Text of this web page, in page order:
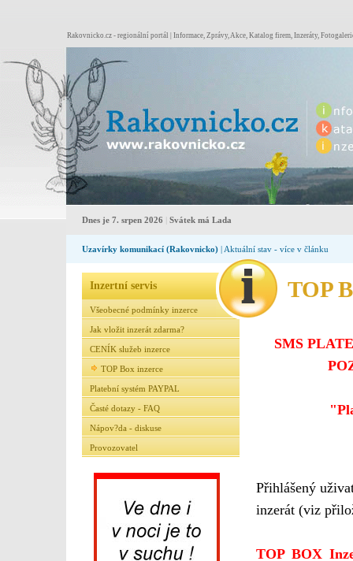
Rakovnicko.cz - regionální portál | Informace, Zprávy, Akce, Katalog firem, Inzeráty,
Dnes je 7. srpen 2026 Svátek má Lada
Uzavírky komunikací (Rakovnicko) | Aktuální stav - více v článku
Inzertní servis
Všeobecné podmínky inzerce
Jak vložit inzerát zdarma?
CENÍK služeb inzerce
TOP Box inzerce
Platební systém PAYPAL
Časté dotazy - FAQ
Nápov?da - diskuse
Provozovatel
TOP
SMS
Přihlášený
inzerát (viz
TOP BOX